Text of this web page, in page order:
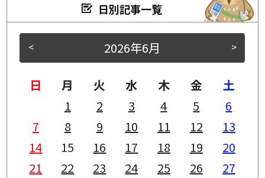
日別記事一覧
< >
2026年6月
日 月 火 水 木 金
土
1
2 3 4 5
6
7
8 9 10 11 12
13
14
15 16 17 18 19
20
21
22 23 24 25 26
27